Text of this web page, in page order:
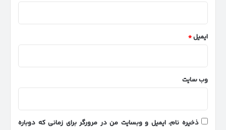
ایمیل*
وب‌ سایت
ذخیره نام، ایمیل و وبسایت من در مرورگر برای زمانی که دوباره